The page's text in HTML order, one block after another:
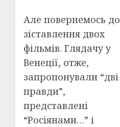
Але повернемось до
зіставлення двох
фільмів. Глядачу у
Венеції, отже,
запропонували “дві
правди”,
представлені
“Росіянами…” і